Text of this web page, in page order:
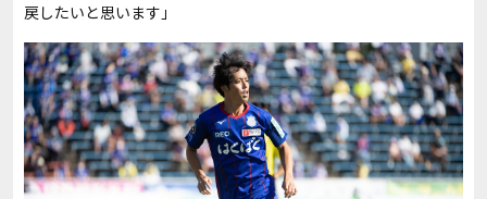
戻したいと思います」